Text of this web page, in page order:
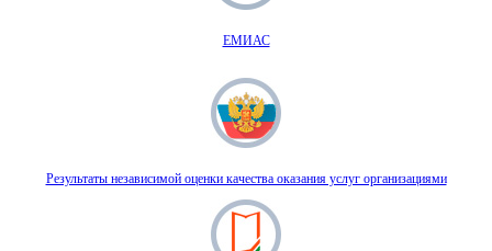
ЕМИАС
Результаты независимой оценки качества оказания услуг организациями